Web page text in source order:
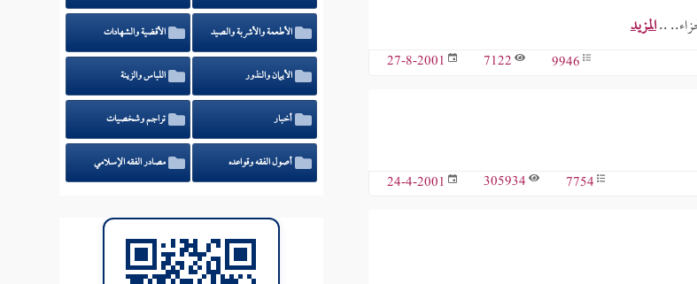
المزيد
9946
7122
27-8-2001
7754
305934
24-4-2001
الأطعمة والأشربة والصيد الأقضية والشهادات
الأيمان والنذور اللباس والزينة
أخبار تراجم وشخصيات
أصول الفقه وقواعده مصادر الفقه الإسلامي